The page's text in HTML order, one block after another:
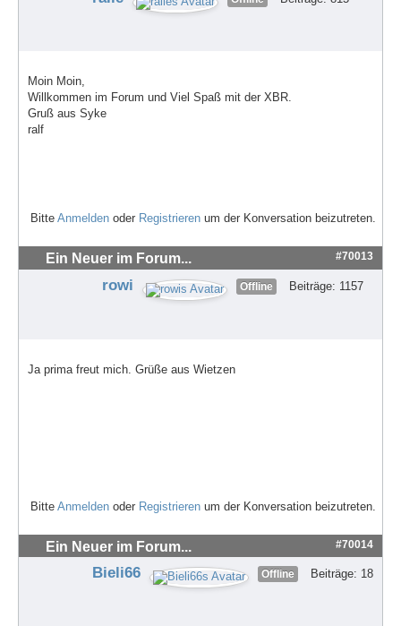
Moin Moin,
Willkommen im Forum und Viel Spaß mit der XBR.
Gruß aus Syke
ralf
Bitte Anmelden oder Registrieren um der Konversation beizutreten.
Ein Neuer im Forum... #70013
rowi Offline Beiträge: 1157
Ja prima freut mich. Grüße aus Wietzen
Bitte Anmelden oder Registrieren um der Konversation beizutreten.
Ein Neuer im Forum... #70014
Bieli66 Offline Beiträge: 18